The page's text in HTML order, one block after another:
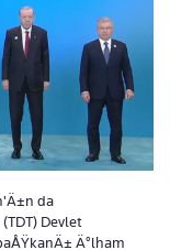
da
Devlet
Ä°lham